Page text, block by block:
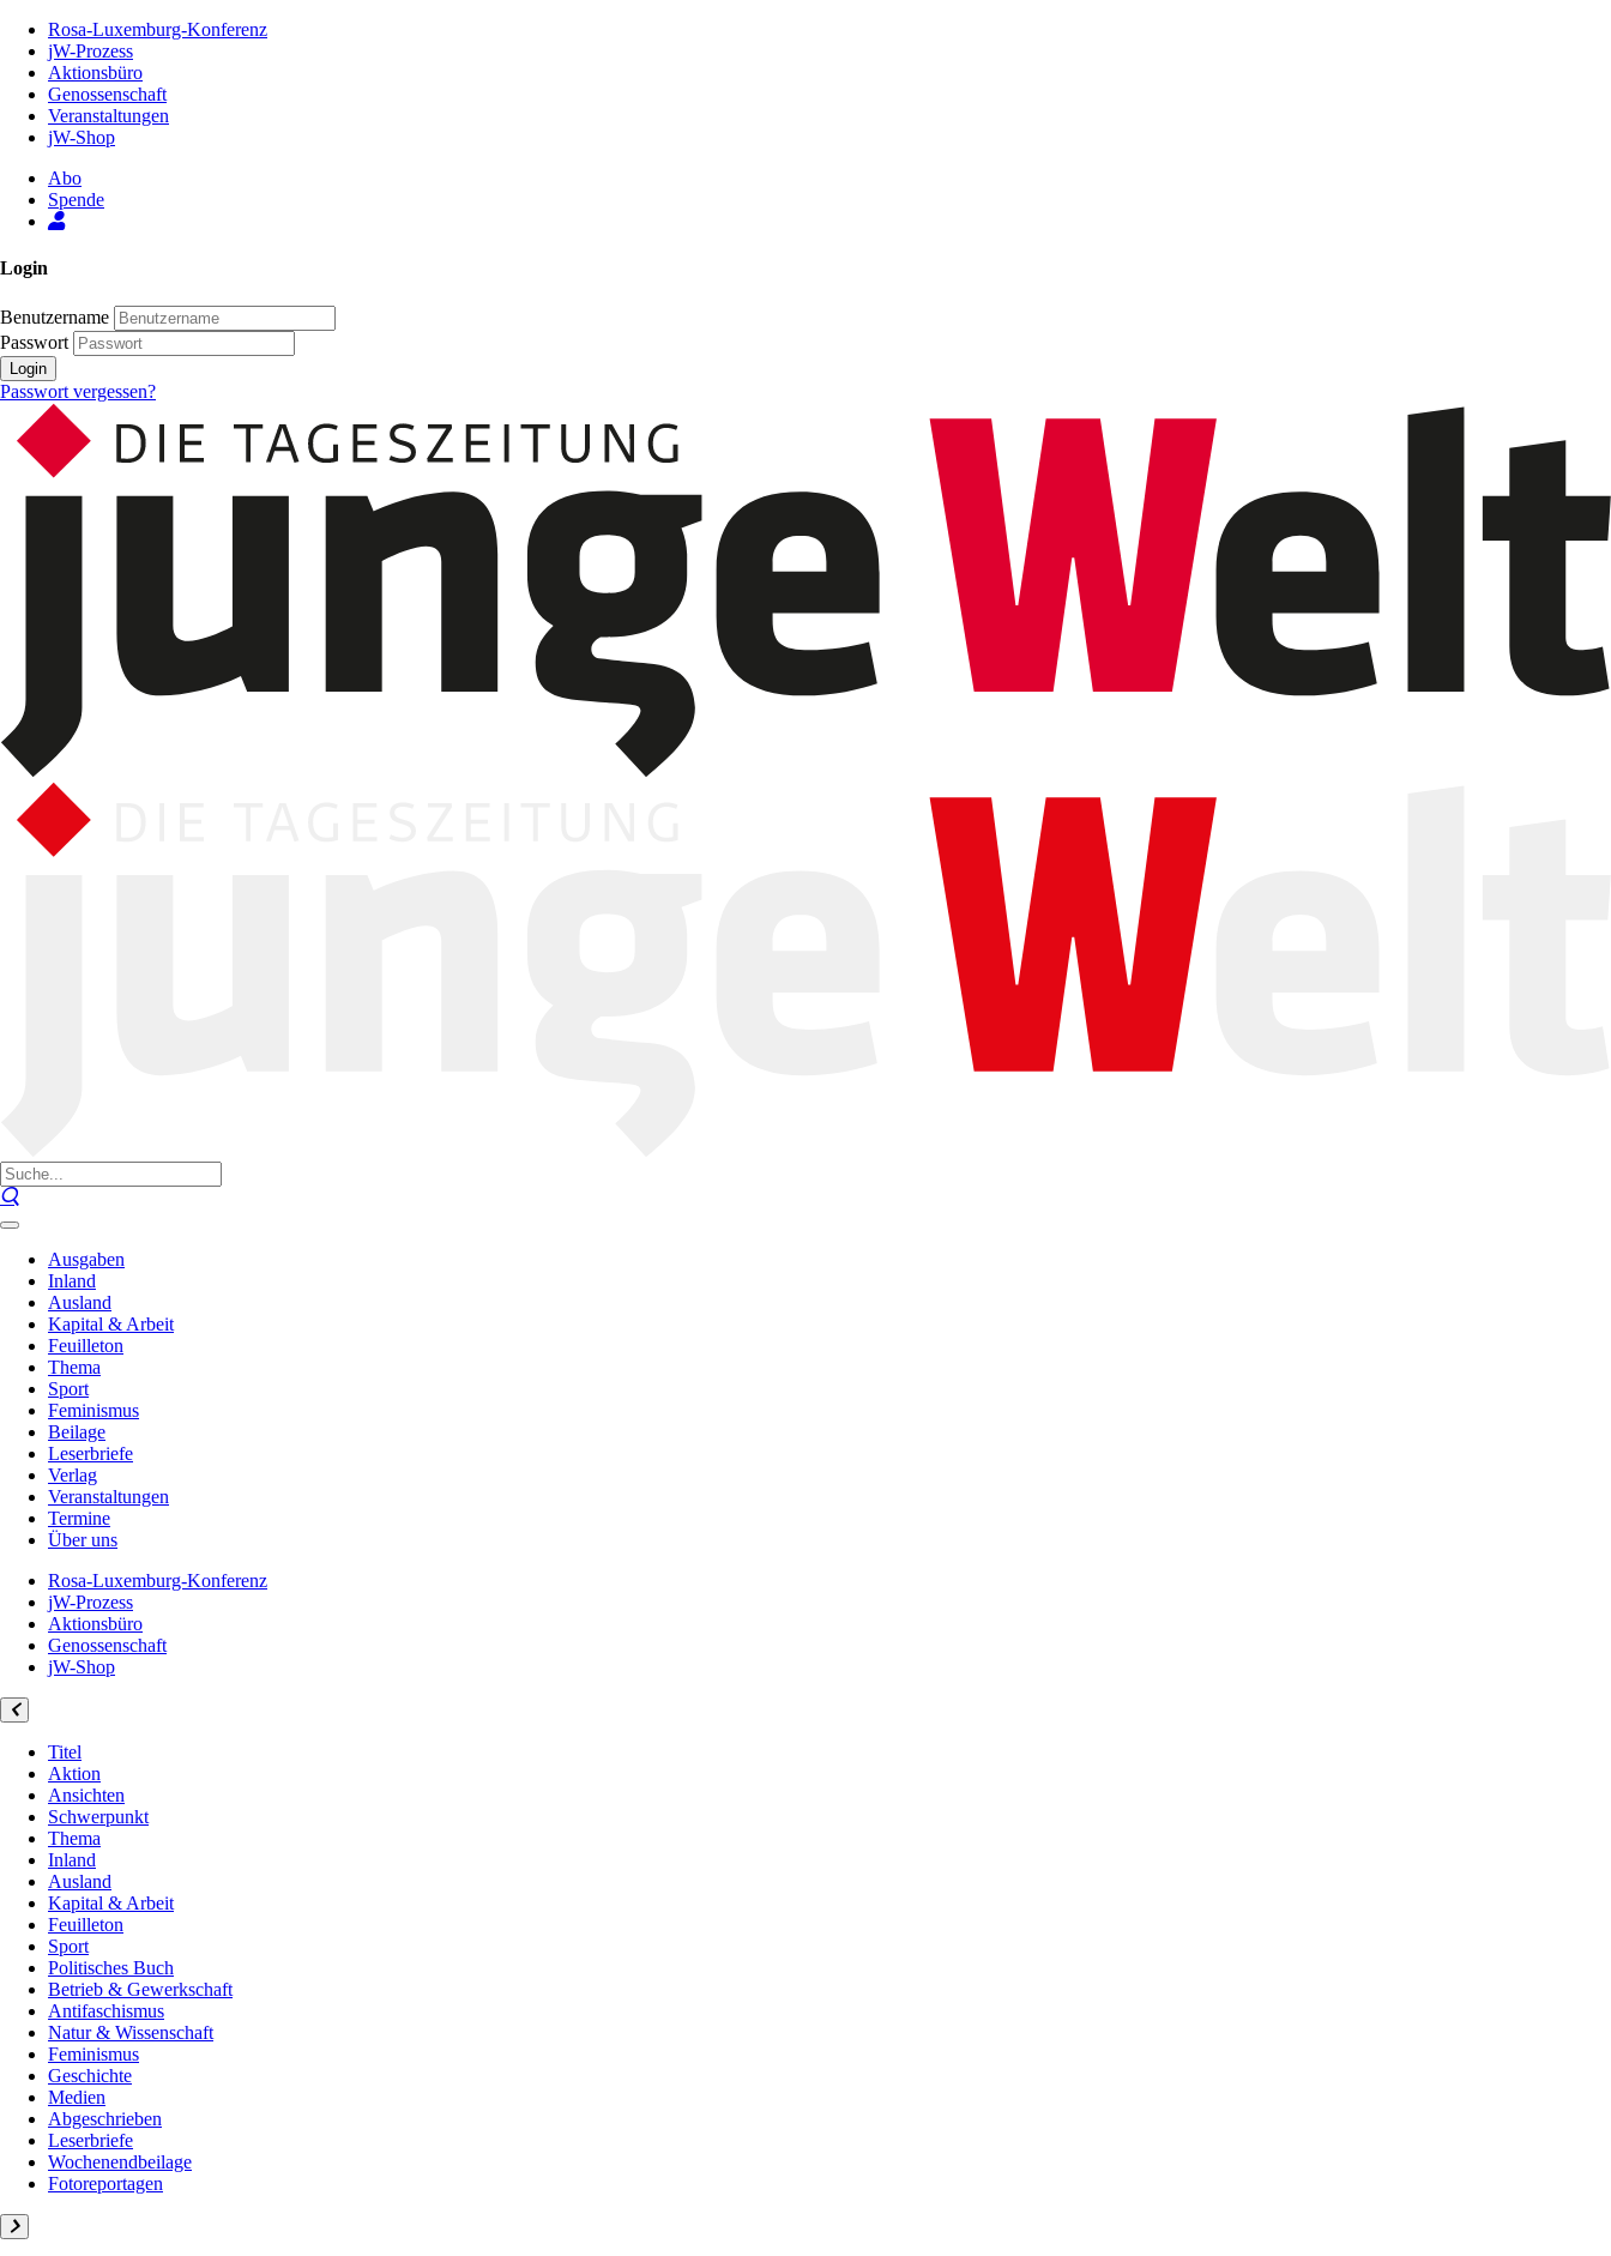
Inhalt
Seite
Rosa-Luxemburg-Konferenz
jW-Prozess
Aktionsbüro
Genossenschaft
Veranstaltungen
jW-Shop
Abo
Spende
Login
Benutzername
Passwort
Login
Passwort vergessen?
Ausgaben
Inland
Ausland
Kapital & Arbeit
Feuilleton
Thema
Sport
Feminismus
Beilage
Leserbriefe
Verlag
Veranstaltungen
Termine
Über uns
Rosa-Luxemburg-Konferenz
jW-Prozess
Aktionsbüro
Genossenschaft
jW-Shop
Titel
Aktion
Ansichten
Schwerpunkt
Thema
Inland
Ausland
Kapital & Arbeit
Feuilleton
Sport
Politisches Buch
Betrieb & Gewerkschaft
Antifaschismus
Natur & Wissenschaft
Feminismus
Geschichte
Medien
Abgeschrieben
Leserbriefe
Wochenendbeilage
Fotoreportagen